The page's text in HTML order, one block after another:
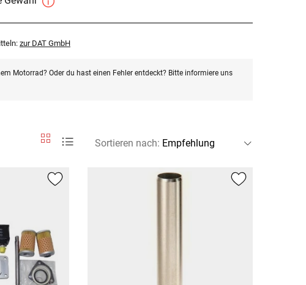
zur DAT GmbH
Motorrad? Oder du hast einen Fehler entdeckt? Bitte informiere uns
Sortieren nach: